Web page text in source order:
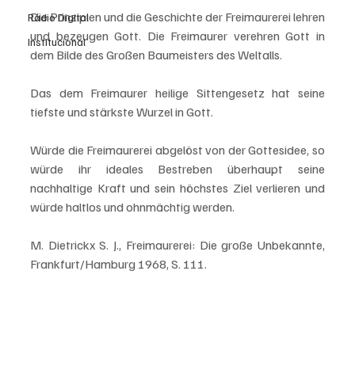
Rádio Digital
Institucional
Die Prinzipien und die Geschichte der Freimaurerei lehren
und bezeugen Gott. Die Freimaurer verehren Gott in
dem Bilde des Großen Baumeisters des Weltalls.
Das dem Freimaurer heilige Sittengesetz hat seine
tiefste und stärkste Wurzel in Gott.
Würde die Freimaurerei abgelöst von der Gottesidee, so
würde ihr ideales Bestreben überhaupt seine
nachhaltige Kraft und sein höchstes Ziel verlieren und
würde haltlos und ohnmächtig werden.
M. Dietrickx S. J., Freimaurerei: Die große Unbekannte,
Frankfurt/Hamburg 1968, S. 111.